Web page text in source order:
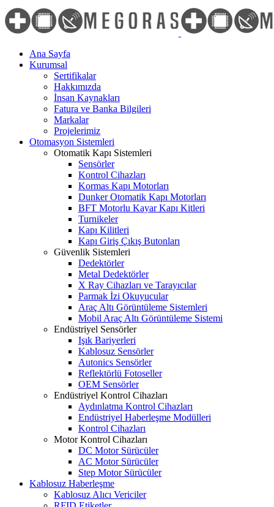
Skip
to
content
Ana Sayfa
Kurumsal
Sertifikalar
Hakkımızda
İnsan Kaynakları
Fatura ve Banka Bilgileri
Markalar
Projelerimiz
Otomasyon Sistemleri
Otomatik Kapı Sistemleri
Sensörler
Kontrol Cihazları
Kormas Kapı Motorları
Dunker Otomatik Kapı Motorları
BFT Motorlu Kayar Kapı Kitleri
Turnikeler
Kapı Kilitleri
Kapı Giriş Çıkış Butonları
Güvenlik Sistemleri
Dedektörler
Metal Dedektörler
X Ray Cihazları ve Tarayıcılar
Parmak İzi Okuyucular
Araç Altı Görüntüleme Sistemleri
Mobil Araç Altı Görüntüleme Sistemi
Endüstriyel Sensörler
Işık Bariyerleri
Kablosuz Sensörler
Autonics Sensörler
Reflektörlü Fotoseller
OEM Sensörler
Endüstriyel Kontrol Cihazları
Aydınlatma Kontrol Cihazları
Endüstriyel Haberleşme Modülleri
Kontrol Cihazları
Motor Kontrol Cihazları
DC Motor Sürücüler
AC Motor Sürücüler
Step Motor Sürücüler
Kablosuz Haberleşme
Kablosuz Alıcı Vericiler